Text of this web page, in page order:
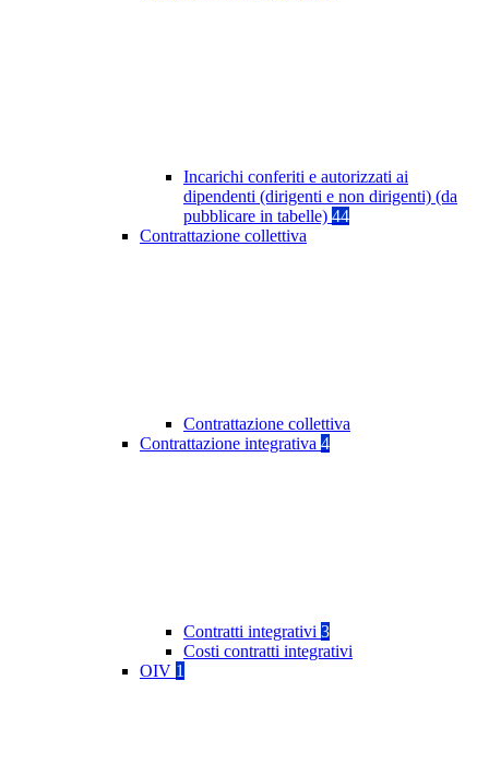
Incarichi conferiti e autorizzati ai
dipendenti (dirigenti e non dirigenti) (da
pubblicare in tabelle) 44
Contrattazione collettiva
Contrattazione collettiva
Contrattazione integrativa 4
Contratti integrativi 3
Costi contratti integrativi
OIV 1